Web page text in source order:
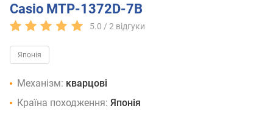
Casio MTP-1372D-7B
5.0 /2 відгуки
Японія
Механізм: кварцові
Країна походження: Японія